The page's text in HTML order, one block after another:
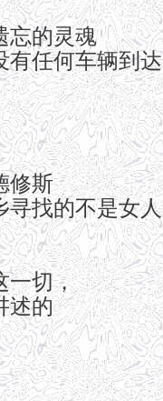
忘的灵魂
有任何车辆到达
修斯
寻找的不是女
一切，
述的